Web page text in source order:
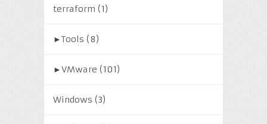
terraform (1)
►Tools (8)
►VMware (101)
Windows (3)